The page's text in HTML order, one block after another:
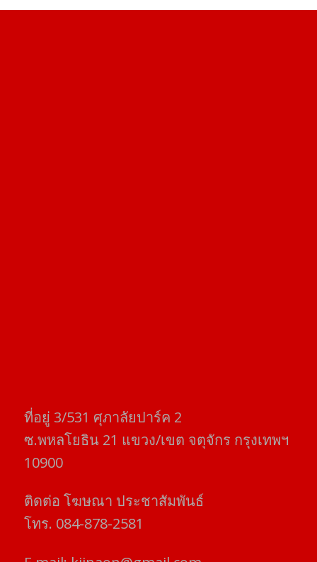
ที่อยู่​ 3/531​ ศุภาลัยปาร์ค​ 2
ซ.พหลโยธิน​ 21​ แขวง/เขต​ จตุจักร​ กรุงเทพฯ
10900
ติดต่อ​ โฆษณา​ ประชาสัมพันธ์
โทร​. 084-878-2581